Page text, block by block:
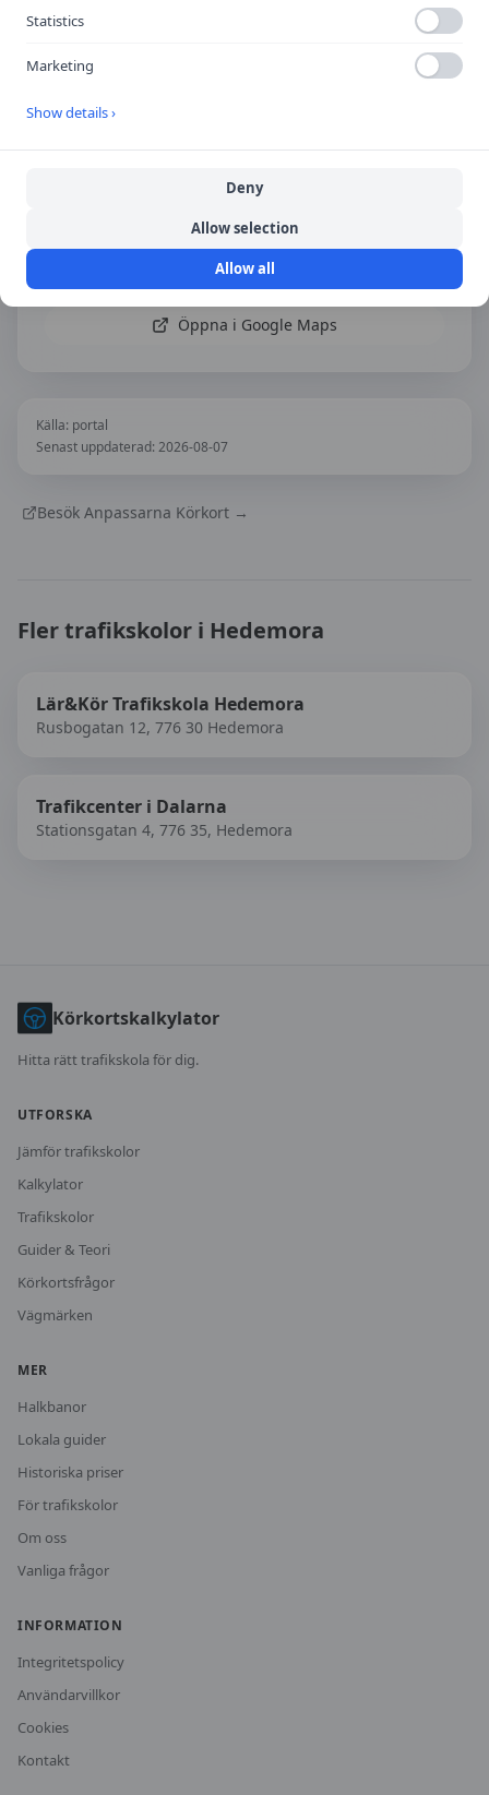
Hitta hit
Öppna i Google Maps
Källa: portal
Senast uppdaterad: 2026-08-07
Besök Anpassarna Körkort →
Fler trafikskolor i Hedemora
Lär&Kör Trafikskola Hedemora
Rusbogatan 12, 776 30 Hedemora
Trafikcenter i Dalarna
Stationsgatan 4, 776 35, Hedemora
Körkortskalkylator
Hitta rätt trafikskola för dig.
UTFORSKA
Jämför trafikskolor
Kalkylator
Trafikskolor
Guider & Teori
Körkortsfrågor
Vägmärken
MER
Halkbanor
Lokala guider
Historiska priser
För trafikskolor
Om oss
Vanliga frågor
INFORMATION
Integritetspolicy
Användarvillkor
Cookies
Kontakt
Statistics
Marketing
Show details ›
Deny
Allow selection
Allow all